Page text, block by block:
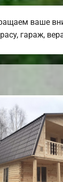
ваше
гараж,